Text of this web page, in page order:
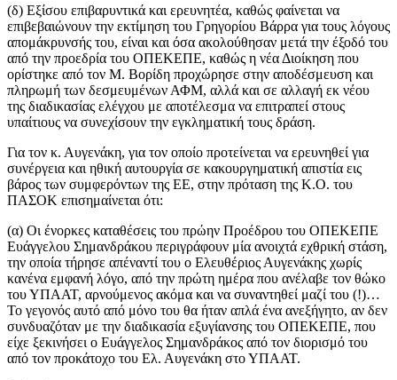
(δ) Εξίσου επιβαρυντικά και ερευνητέα, καθώς φαίνεται να
επιβεβαιώνουν την εκτίμηση του Γρηγορίου Βάρρα για τους λόγους
απομάκρυνσής του, είναι και όσα ακολούθησαν μετά την έξοδό του
από την προεδρία του ΟΠΕΚΕΠΕ, καθώς η νέα Διοίκηση που
ορίστηκε από τον Μ. Βορίδη προχώρησε στην αποδέσμευση και
πληρωμή των δεσμευμένων ΑΦΜ, αλλά και σε αλλαγή εκ νέου
της διαδικασίας ελέγχου με αποτέλεσμα να επιτραπεί στους
υπαίτιους να συνεχίσουν την εγκληματική τους δράση.
Για τον κ. Αυγενάκη, για τον οποίο πρoτείνεται να ερευνηθεί για
συνέργεια και ηθική αυτουργία σε κακουργηματική απιστία εις
βάρος των συμφερόντων της ΕΕ, στην πρόταση της Κ.Ο. του
ΠΑΣΟΚ επισημαίνεται ότι:
(α) Οι ένορκες καταθέσεις του πρώην Προέδρου του ΟΠΕΚΕΠΕ
Ευάγγελου Σημανδράκου περιγράφουν μία ανοιχτά εχθρική στάση,
την οποία τήρησε απέναντί του ο Ελευθέριος Αυγενάκης χωρίς
κανένα εμφανή λόγο, από την πρώτη ημέρα που ανέλαβε τον θώκο
του ΥΠΑΑΤ, αρνούμενος ακόμα και να συναντηθεί μαζί του (!)…
Το γεγονός αυτό από μόνο του θα ήταν απλά ένα ανεξήγητο, αν δεν
συνδυαζόταν με την διαδικασία εξυγίανσης του ΟΠΕΚΕΠΕ, που
είχε ξεκινήσει ο Ευάγγελος Σημανδράκος από τον διορισμό του
από τον προκάτοχο του Ελ. Αυγενάκη στο ΥΠΑΑΤ.